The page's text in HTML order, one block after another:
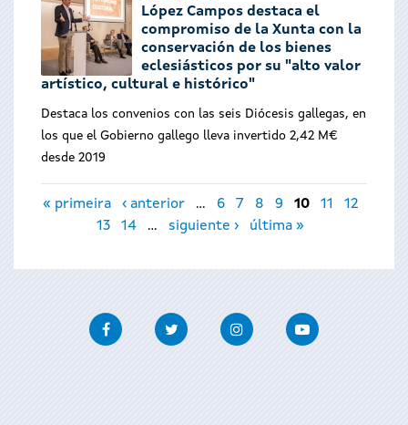
López Campos destaca el
compromiso de la Xunta con la
conservación de los bienes
eclesiásticos por su "alto valor
artístico, cultural e histórico"
Destaca los convenios con las seis Diócesis gallegas, en
los que el Gobierno gallego lleva invertido 2,42 M€
desde 2019
Páginas
« primeira ‹ anterior … 6 7 8 9 10 11
12
13
14 … siguiente › última »
FacebookTwitter InstagramYoutube